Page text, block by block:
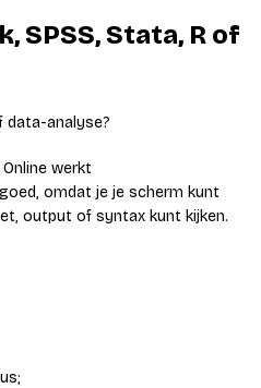
SPSS, Stata, R of
analyse?
werkt
omdat je je scherm kunt
output of syntax kunt kijken.